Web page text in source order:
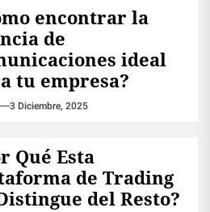
encontrar la
de
ideal
tu empresa?
3 Diciembre, 2025
Qué Esta
de Trading
del Resto?